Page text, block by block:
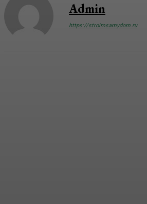
Admin
https://stroimsamydom.ru